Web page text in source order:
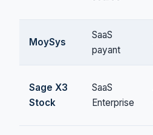
MoySys
SaaS
payant
Sage X3
Stock
SaaS
Enterprise